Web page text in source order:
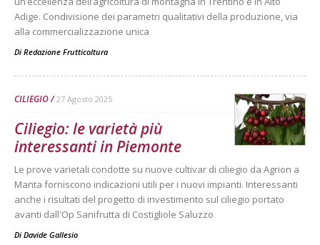
Adige. Condivisione dei parametri qualitativi della produzione, via
alla commercializzazione unica
Di Redazione Frutticoltura
CILIEGIO 27 Agosto 2025
Ciliegio: le varietà più
interessanti in Piemonte
Le prove varietali condotte su nuove cultivar di ciliegio da Agrion a
Manta forniscono indicazioni utili per i nuovi impianti. Interessanti
anche i risultati del progetto di investimento sul ciliegio portato
avanti dall'Op Sanifrutta di Costigliole Saluzzo
Di Davide Gallesio